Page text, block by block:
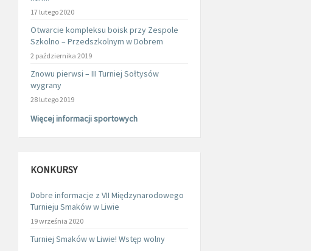
17 lutego 2020
Otwarcie kompleksu boisk przy Zespole
Szkolno – Przedszkolnym w Dobrem
2 października 2019
Znowu pierwsi – III Turniej Sołtysów
wygrany
28 lutego 2019
Więcej informacji sportowych
KONKURSY
Dobre informacje z VII Międzynarodowego
Turnieju Smaków w Liwie
19 września 2020
Turniej Smaków w Liwie! Wstęp wolny